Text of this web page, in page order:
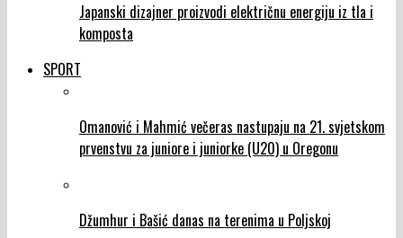
Japanski dizajner proizvodi električnu energiju iz tla i
komposta
SPORT
Omanović i Mahmić večeras nastupaju na 21. svjetskom
prvenstvu za juniore i juniorke (U20) u Oregonu
Džumhur i Bašić danas na terenima u Poljskoj